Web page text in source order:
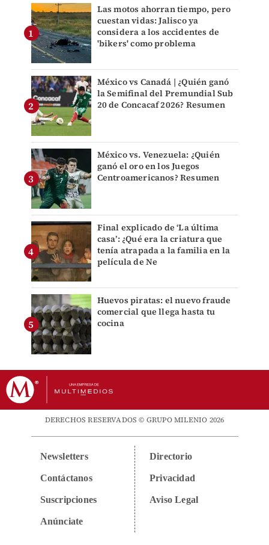
Las motos ahorran tiempo, pero
cuestan vidas: Jalisco ya
considera a los accidentes de
'bikers' como problema
México vs Canadá | ¿Quién ganó
la Semifinal del Premundial Sub
20 de Concacaf 2026? Resumen
México vs. Venezuela: ¿Quién
ganó el oro en los Juegos
Centroamericanos? Resumen
Final explicado de ‘La última
casa’: ¿Qué era la criatura que
tenía atrapada a la familia en la
película de Ne
Huevos piratas: el nuevo fraude
comercial que llega hasta tu
cocina
DERECHOS RESERVADOS © GRUPO MILENIO 2026
Newsletters
Contáctanos
Suscripciones
Anúnciate
Directorio
Privacidad
Aviso Legal